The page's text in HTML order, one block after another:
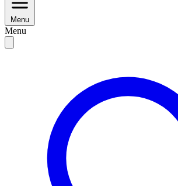
Menu
Menu